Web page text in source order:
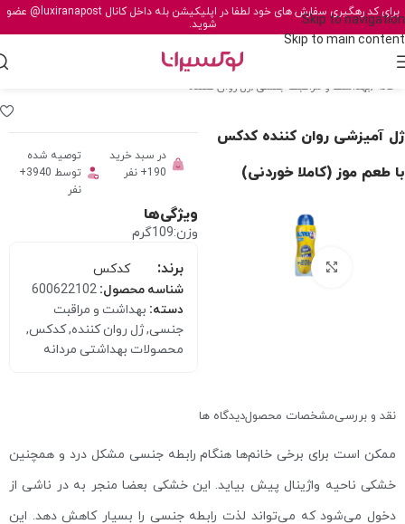
Skip to navigation
Skip to main content
برای کد رهگیری سفارش های خود لطفا در اپلیکیشن بله داخل کانال@luxiranapost عضو
شوید.
خانه /بهداشت و مراقبت جنسی /ژل روان کننده
ژل آمیزشی روان کننده کدکس
با طعم موز (کاملا خوردنی)
برای بزرگنمایی کلیک کنید
در سبد خرید
190+ نفر
توصیه شده
توسط 3940+
نفر
ویژگی‌ها
وزن:109گرم
برند:
کدکس
شناسه محصول: 600622102
دسته: بهداشت و مراقبت
جنسی,ژل روان کننده,کدکس,
محصولات بهداشتی مردانه
نقد و بررسیمشخصات محصولدیدگاه ها
ممکن است برای برخی خانم‌ها هنگام رابطه جنسی مشکل درد و همچنین
خشکی ناحیه واژینال پیش بیاید. این خشکی بعضا منجر به در ناشی از
دخول می‌شود که می‌تواند لذت رابطه جنسی را بسیار کاهش دهد. این